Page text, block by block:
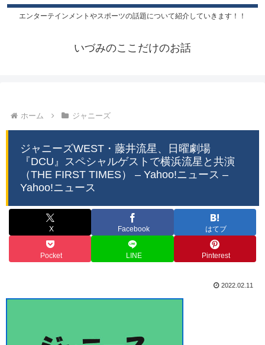
エンターテインメントやスポーツの話題について紹介していきます！！
いづみのここだけのお話
ホーム ジャニーズ
ジャニーズWEST・藤井流星、日曜劇場
『DCU』スペシャルゲストで横浜流星と共演
（THE FIRST TIMES） – Yahoo!ニュース –
Yahoo!ニュース
X Facebook はてブ
Pocket LINE Pinterest
2022.02.11